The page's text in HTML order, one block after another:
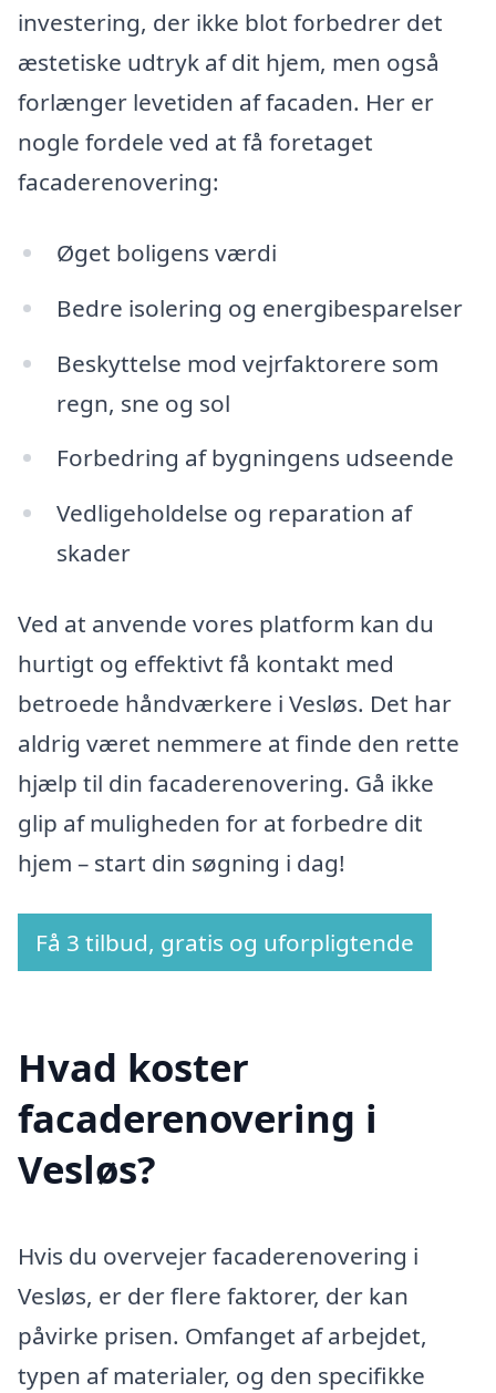
investering, der ikke blot forbedrer det
æstetiske udtryk af dit hjem, men også
forlænger levetiden af facaden. Her er
nogle fordele ved at få foretaget
facaderenovering:
Øget boligens værdi
Bedre isolering og energibesparelser
Beskyttelse mod vejrfaktorere som
regn, sne og sol
Forbedring af bygningens udseende
Vedligeholdelse og reparation af
skader
Ved at anvende vores platform kan du
hurtigt og effektivt få kontakt med
betroede håndværkere i Vesløs. Det har
aldrig været nemmere at finde den rette
hjælp til din facaderenovering. Gå ikke
glip af muligheden for at forbedre dit
hjem – start din søgning i dag!
Få 3 tilbud, gratis og uforpligtende
Hvad koster
facaderenovering i
Vesløs?
Hvis du overvejer facaderenovering i
Vesløs, er der flere faktorer, der kan
påvirke prisen. Omfanget af arbejdet,
typen af materialer, og den specifikke